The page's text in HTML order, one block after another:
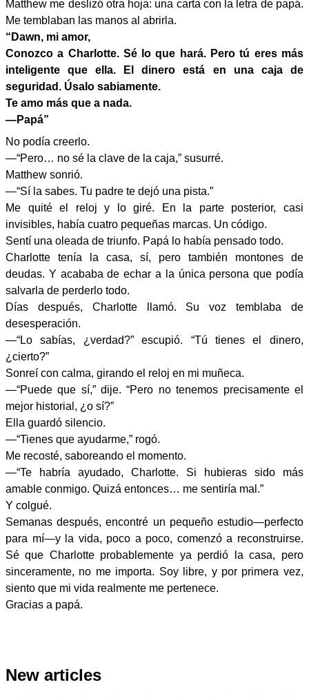
Matthew me deslizó otra hoja: una carta con la letra de papá.
Me temblaban las manos al abrirla.
“Dawn, mi amor,
Conozco a Charlotte. Sé lo que hará. Pero tú eres más
inteligente que ella. El dinero está en una caja de
seguridad. Úsalo sabiamente.
Te amo más que a nada.
—Papá”
No podía creerlo.
—“Pero… no sé la clave de la caja,” susurré.
Matthew sonrió.
—“Sí la sabes. Tu padre te dejó una pista.”
Me quité el reloj y lo giré. En la parte posterior, casi
invisibles, había cuatro pequeñas marcas. Un código.
Sentí una oleada de triunfo. Papá lo había pensado todo.
Charlotte tenía la casa, sí, pero también montones de
deudas. Y acababa de echar a la única persona que podía
salvarla de perderlo todo.
Días después, Charlotte llamó. Su voz temblaba de
desesperación.
—“Lo sabías, ¿verdad?” escupió. “Tú tienes el dinero,
¿cierto?”
Sonreí con calma, girando el reloj en mi muñeca.
—“Puede que sí,” dije. “Pero no tenemos precisamente el
mejor historial, ¿o sí?”
Ella guardó silencio.
—“Tienes que ayudarme,” rogó.
Me recosté, saboreando el momento.
—“Te habría ayudado, Charlotte. Si hubieras sido más
amable conmigo. Quizá entonces… me sentiría mal.”
Y colgué.
Semanas después, encontré un pequeño estudio—perfecto
para mí—y la vida, poco a poco, comenzó a reconstruirse.
Sé que Charlotte probablemente ya perdió la casa, pero
sinceramente, no me importa. Soy libre, y por primera vez,
siento que mi vida realmente me pertenece.
Gracias a papá.
New articles